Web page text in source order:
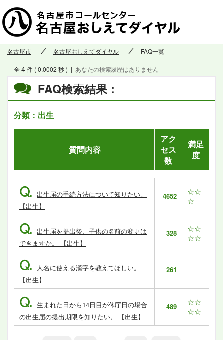
名古屋市 名古屋おしえてダイヤル FAQ一覧
FAQ検索結果：
分類：出生
全4件 ( 0.0002 秒 ) | あなたの検索履歴はありません
質問内容
アク
セス
数
満足
度
Q. 出生届の手続方法について知りたい。
【出生】
4652
☆☆
☆
Q. 出生届を提出後、子供の名前の変更は
できますか。 【出生】
328
☆☆
☆☆
Q.
人名に使える漢字を教えてほしい。
【出生】
261
Q. 生まれた日から14日目が休庁日の場合
の出生届の提出期限を知りたい。 【出生】
489
☆☆
☆☆